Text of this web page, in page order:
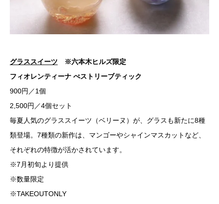
グラススイーツ ※六本木ヒルズ限定
フィオレンティーナ ぺストリーブティック
900円／1個
2,500円／4個セット
毎夏人気のグラススイーツ（ベリーヌ）が、グラスも新たに8種
類登場。7種類の新作は、マンゴーやシャインマスカットなど、
それぞれの特徴が活かされています。
※7月初旬より提供
※数量限定
※TAKEOUTONLY